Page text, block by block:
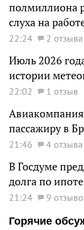
полмиллиона
слуха на
22:24 2 отзыва
Июль 2026
истории
22:02 1 отзыв
Авиакомпания
пассажиру в
21:46 4 отзыва
В Госдуме
долга по
21:24
9
Горячие